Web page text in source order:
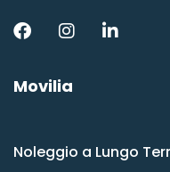
Movilia
Noleggio a Lungo